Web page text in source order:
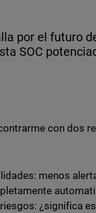
por el futuro
SOC
con dos
menos
¿significa